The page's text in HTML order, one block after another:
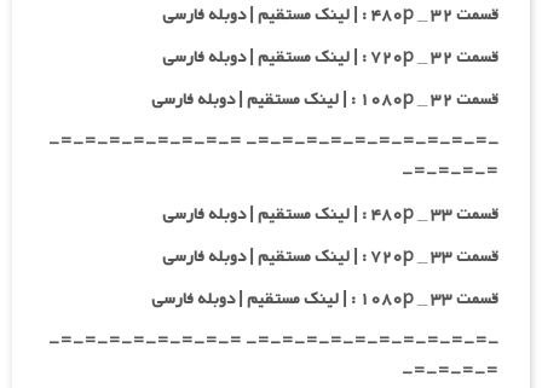
قسمت ۳۲ _ ۴۸۰p : | لینک مستقیم | دوبله فارسی
قسمت ۳۲ _ ۷۲۰p : | لینک مستقیم | دوبله فارسی
قسمت ۳۲ _ ۱۰۸۰p : | لینک مستقیم | دوبله فارسی
-=-=-=-=-=-=-=-=-=-=- =-=-=-=-=-=-=-=-
=-=-=-=-
قسمت ۳۳ _ ۴۸۰p : | لینک مستقیم | دوبله فارسی
قسمت ۳۳ _ ۷۲۰p : | لینک مستقیم | دوبله فارسی
قسمت ۳۳ _ ۱۰۸۰p : | لینک مستقیم | دوبله فارسی
-=-=-=-=-=-=-=-=-=-=- =-=-=-=-=-=-=-=-
=-=-=-=-